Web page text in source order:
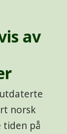
av
norsk
tiden på